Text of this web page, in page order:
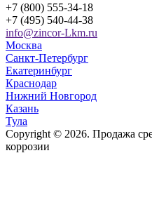
+7 (800) 555-34-18
+7 (495) 540-44-38
info@zincor-Lkm.ru
Москва
Санкт-Петербург
Екатеринбург
Краснодар
Нижний Новгород
Казань
Тула
Copyright © 2026. Продажа
коррозии